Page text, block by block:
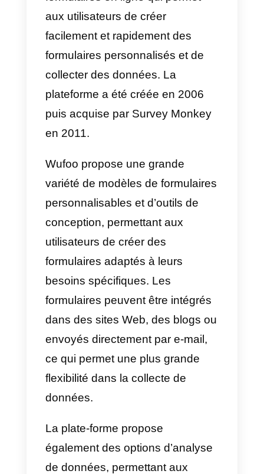
Qu’est-ce que Wufoo?
Wufoo est un outil de création de
aux utilisateurs de créer
facilement et rapidement des
formulaires personnalisés et de
collecter des données. La
plateforme a été créée en 2006
puis acquise par Survey Monkey
en 2011.
variété de modèles de
personnalisables et d’outils de